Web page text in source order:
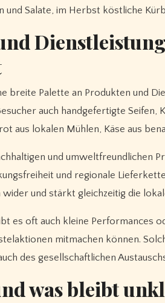
und Salate, im Herbst köstliche
breite Palette an Produkten und
auch handgefertigte Seifen,
aus lokalen Mühlen, Käse aus
und umweltfreundlichen
und regionale
und stärkt gleichzeitig die
es oft auch kleine Performances
mitmachen können.
des gesellschaftlichen
was bleibt